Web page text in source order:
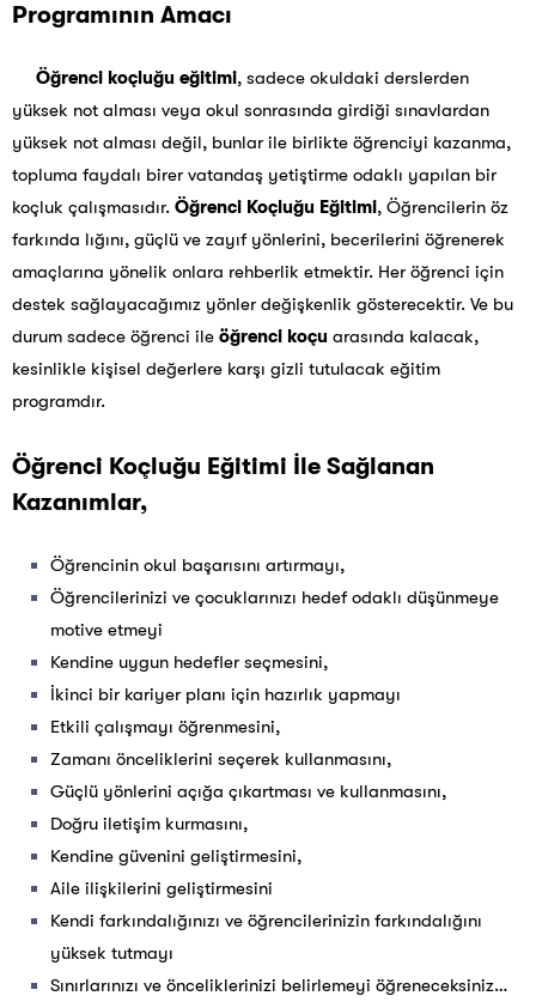
Programının Amacı
Öğrenci koçluğu eğitimi, sadece okuldaki derslerden
yüksek not alması veya okul sonrasında girdiği sınavlardan
yüksek not alması değil, bunlar ile birlikte öğrenciyi kazanma,
topluma faydalı birer vatandaş yetiştirme odaklı yapılan bir
koçluk çalışmasıdır. Öğrenci Koçluğu Eğitimi, Öğrencilerin öz
farkında lığını, güçlü ve zayıf yönlerini, becerilerini öğrenerek
amaçlarına yönelik onlara rehberlik etmektir. Her öğrenci için
destek sağlayacağımız yönler değişkenlik gösterecektir. Ve bu
durum sadece öğrenci ile öğrenci koçu arasında kalacak,
kesinlikle kişisel değerlere karşı gizli tutulacak eğitim
programdır.
Öğrenci Koçluğu Eğitimi İle Sağlanan
Kazanımlar,
Öğrencinin okul başarısını artırmayı,
Öğrencilerinizi ve çocuklarınızı hedef odaklı düşünmeye
motive etmeyi
Kendine uygun hedefler seçmesini,
İkinci bir kariyer planı için hazırlık yapmayı
Etkili çalışmayı öğrenmesini,
Zamanı önceliklerini seçerek kullanmasını,
Güçlü yönlerini açığa çıkartması ve kullanmasını,
Doğru iletişim kurmasını,
Kendine güvenini geliştirmesini,
Aile ilişkilerini geliştirmesini
Kendi farkındalığınızı ve öğrencilerinizin farkındalığını
yüksek tutmayı
Sınırlarınızı ve önceliklerinizi belirlemeyi öğreneceksiniz…